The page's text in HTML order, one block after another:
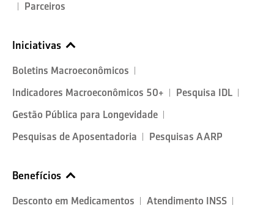
Parceiros
Iniciativas
Boletins Macroeconômicos
Indicadores Macroeconômicos 50+
Pesquisa IDL
Gestão Pública para Longevidade
Pesquisas de Aposentadoria
Pesquisas AARP
Benefícios
Desconto em Medicamentos
Atendimento INSS